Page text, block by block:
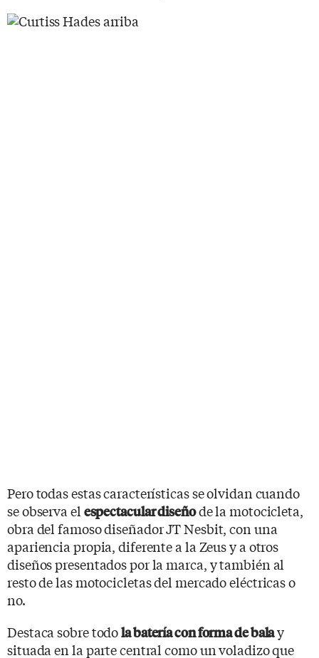
Pero todas estas características se olvidan cuando
se observa el espectacular diseñode la motocicleta,
obra del famoso diseñador JT Nesbit, con una
apariencia propia, diferente a la Zeus y a otros
diseños presentados por la marca, y también al
resto de las motocicletas del mercado eléctricas o
no.
Destaca sobre todola batería con forma de balay
situada en la parte central como un voladizo que